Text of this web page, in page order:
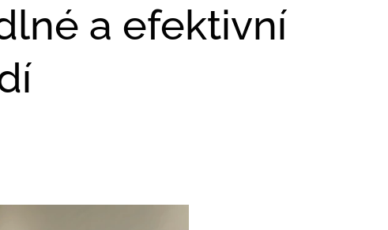
a efektivní